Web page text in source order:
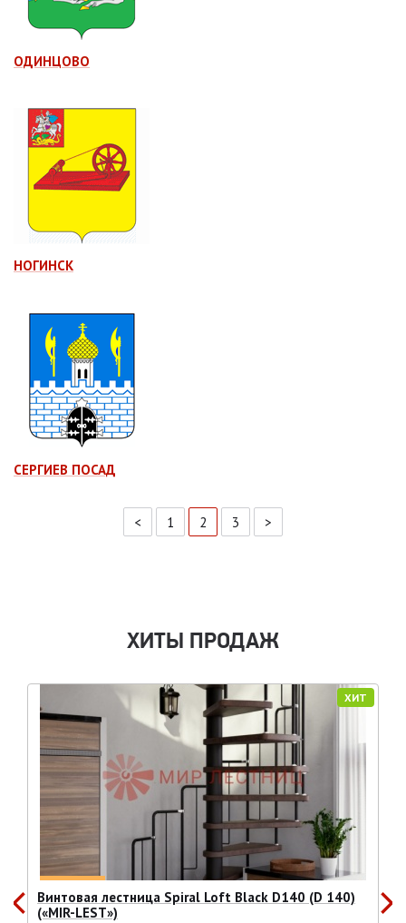
ОДИНЦОВО
НОГИНСК
СЕРГИЕВ ПОСАД
< 1 2 3 >
ХИТЫ ПРОДАЖ
ХИТ
Винтовая лестница Spiral Loft Black D140 (D 140)
(«MIR-LEST»)